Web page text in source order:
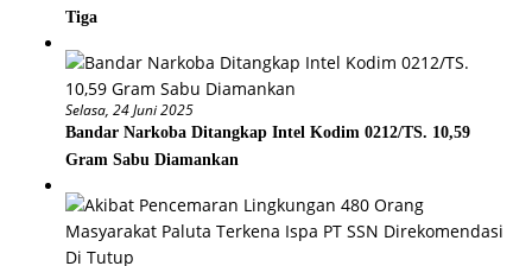
Tiga
Selasa, 24 Juni 2025
Bandar Narkoba Ditangkap Intel Kodim 0212/TS. 10,59
Gram Sabu Diamankan